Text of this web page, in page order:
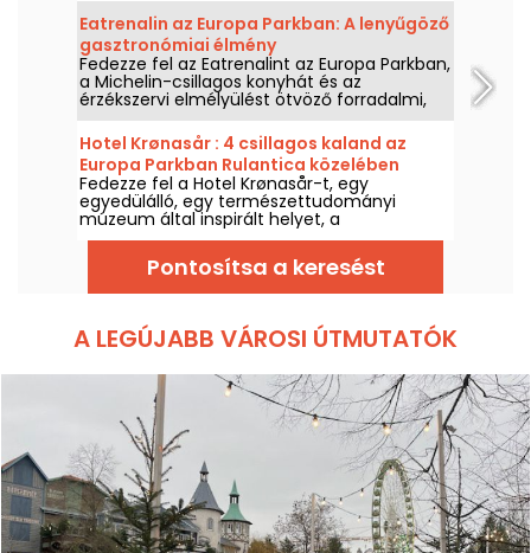
Eatrenalin az Europa Parkban: A lenyűgöző
gasztronómiai élmény
Fedezze fel az Eatrenalint az Europa Parkban,
a Michelin-csillagos konyhát és az
érzékszervi elmélyülést ötvöző forradalmi,
magával ragadó gasztronómiai élményt.
Hotel Krønasår : 4 csillagos kaland az
Europa Parkban Rulantica közelében
Fedezze fel a Hotel Krønasår-t, egy
egyedülálló, egy természettudományi
múzeum által inspirált helyet, a
németországi Rulantica vízipark közelében.
Pontosítsa a keresést
A LEGÚJABB VÁROSI ÚTMUTATÓK